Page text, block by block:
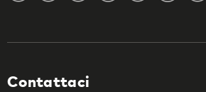
Contattaci